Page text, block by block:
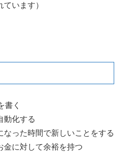
います）
書く
動化する
なった時間で新しいことをする
金に対して余裕を持つ